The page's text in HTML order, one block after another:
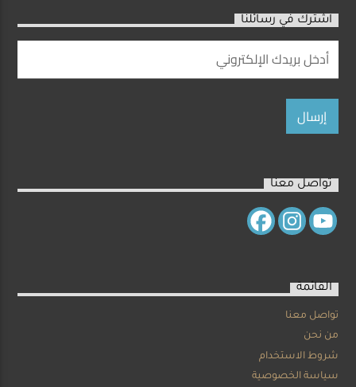
اشترك في رسائلنا
تواصل معنا
القائمة
تواصل معنا
من نحن
شروط الاستخدام
سياسة الخصوصية